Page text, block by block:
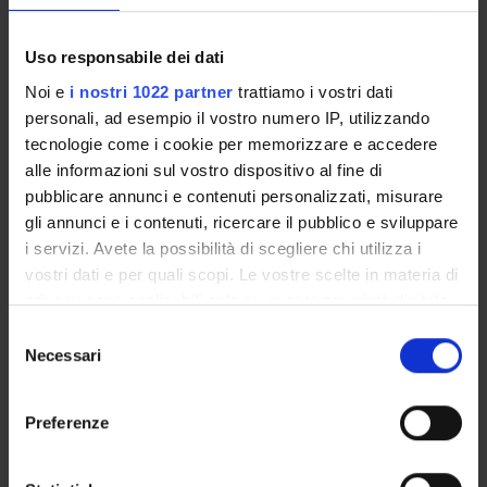
Uso responsabile dei dati
Noi e i nostri 1022 partner trattiamo i vostri dati
personali, ad esempio il vostro numero IP, utilizzando
tecnologie come i cookie per memorizzare e accedere
alle informazioni sul vostro dispositivo al fine di
pubblicare annunci e contenuti personalizzati, misurare
gli annunci e i contenuti, ricercare il pubblico e sviluppare
i servizi. Avete la possibilità di scegliere chi utilizza i
vostri dati e per quali scopi. Le vostre scelte in materia di
privacy sono applicabili solo su questa proprietà digitale
modificare o revocare il proprio consenso in qualsiasi
momento dalla Dichiarazione sui cookie o facendo clic
delNecessari
Preferenze
26 ottobre 2022
Rizza, Alfredo, Voce:ip-ru-uš-ta-aš
Wörterbuch,IV: 1 (Lief. 23), Winter,2014,pp. 73-73
Consulta la scheda completa presente nelrepository
istituzionale della Ricerca di Ateneo
PROGETTI COLLEGATI
Egeo-anatolistica (linea di ricerca) Dipartimento Culture e
<<indietro